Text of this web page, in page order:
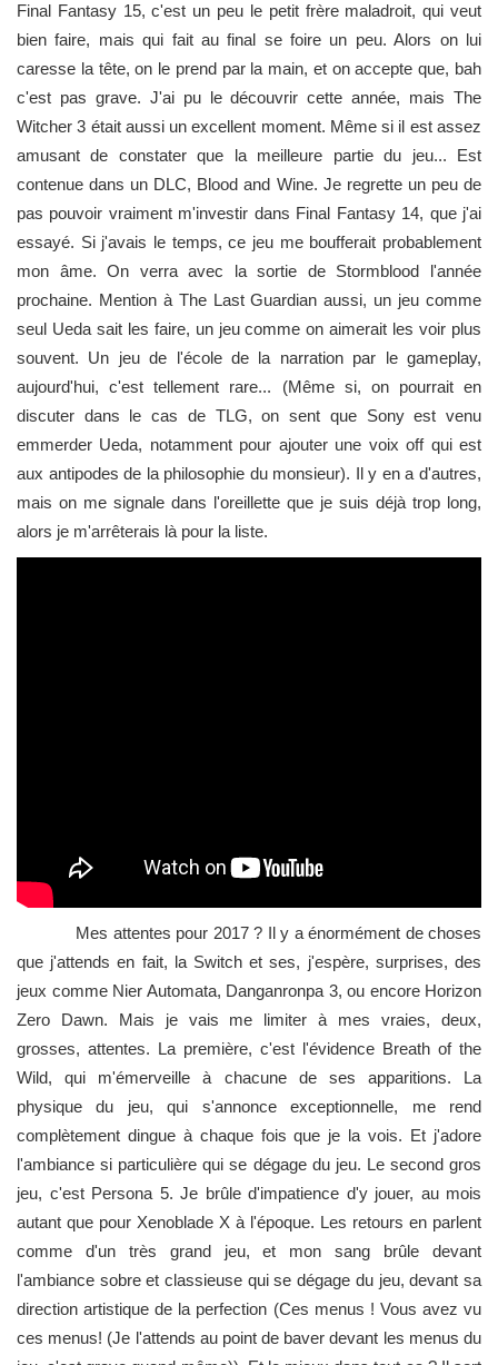
Final Fantasy 15, c'est un peu le petit frère maladroit, qui veut
bien faire, mais qui fait au final se foire un peu. Alors on lui
caresse la tête, on le prend par la main, et on accepte que, bah
c'est pas grave. J'ai pu le découvrir cette année, mais The
Witcher 3 était aussi un excellent moment. Même si il est assez
amusant de constater que la meilleure partie du jeu... Est
contenue dans un DLC, Blood and Wine. Je regrette un peu de
pas pouvoir vraiment m'investir dans Final Fantasy 14, que j'ai
essayé. Si j'avais le temps, ce jeu me boufferait probablement
mon âme. On verra avec la sortie de Stormblood l'année
prochaine. Mention à The Last Guardian aussi, un jeu comme
seul Ueda sait les faire, un jeu comme on aimerait les voir plus
souvent. Un jeu de l'école de la narration par le gameplay,
aujourd'hui, c'est tellement rare... (Même si, on pourrait en
discuter dans le cas de TLG, on sent que Sony est venu
emmerder Ueda, notamment pour ajouter une voix off qui est
aux antipodes de la philosophie du monsieur). Il y en a d'autres,
mais on me signale dans l'oreillette que je suis déjà trop long,
alors je m'arrêterais là pour la liste.
Mes attentes pour 2017 ? Il y a énormément de choses
que j'attends en fait, la Switch et ses, j'espère, surprises, des
jeux comme Nier Automata, Danganronpa 3, ou encore Horizon
Zero Dawn. Mais je vais me limiter à mes vraies, deux,
grosses, attentes. La première, c'est l'évidence Breath of the
Wild, qui m'émerveille à chacune de ses apparitions. La
physique du jeu, qui s'annonce exceptionnelle, me rend
complètement dingue à chaque fois que je la vois. Et j'adore
l'ambiance si particulière qui se dégage du jeu. Le second gros
jeu, c'est Persona 5. Je brûle d'impatience d'y jouer, au mois
autant que pour Xenoblade X à l'époque. Les retours en parlent
comme d'un très grand jeu, et mon sang brûle devant
l'ambiance sobre et classieuse qui se dégage du jeu, devant sa
direction artistique de la perfection (Ces menus ! Vous avez vu
ces menus! (Je l'attends au point de baver devant les menus du